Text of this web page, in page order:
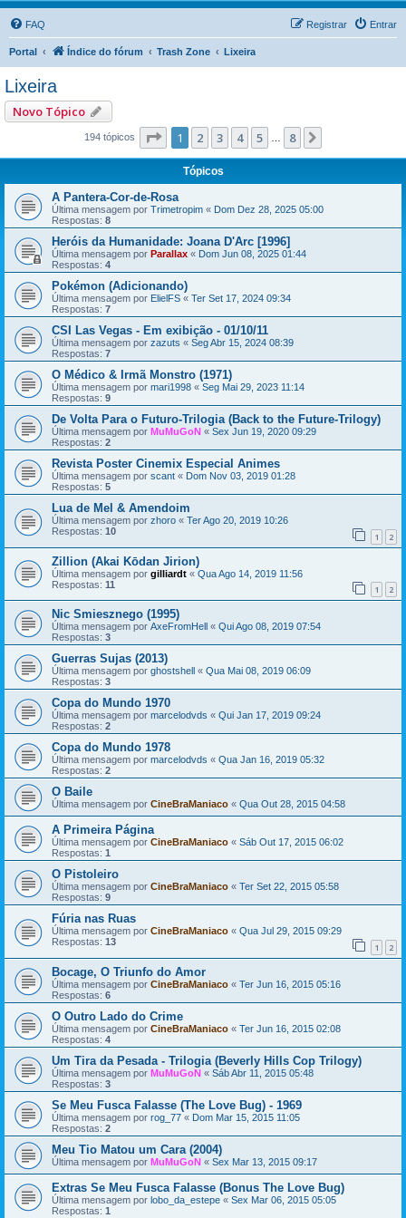
FAQ Entrar
Registrar
Portal Índice do fórum Trash Zone Lixeira
Lixeira
Novo Tópico
194 tópicos Página de 8
1 2 3 4 5 8
Tópicos
A Pantera-Cor-de-Rosa
Última mensagem por Trimetropim « Dom Dez 28, 2025 05:00
Respostas: 8
Heróis da Humanidade: Joana D'Arc [1996]
Última mensagem por Parallax « Dom Jun 08, 2025 01:44
Respostas: 4
Pokémon (Adicionando)
Última mensagem por ElielFS « Ter Set 17, 2024 09:34
Respostas: 7
CSI Las Vegas - Em exibição - 01/10/11
Última mensagem por zazuts « Seg Abr 15, 2024 08:39
Respostas: 7
O Médico & Irmã Monstro (1971)
Última mensagem por mari1998 « Seg Mai 29, 2023 11:14
Respostas: 9
De Volta Para o Futuro-Trilogia (Back to the Future-Trilogy)
Última mensagem por MuMuGoN « Sex Jun 19, 2020 09:29
Respostas: 2
Revista Poster Cinemix Especial Animes
Última mensagem por scant « Dom Nov 03, 2019 01:28
Respostas: 5
Lua de Mel & Amendoim
Última mensagem por zhoro « Ter Ago 20, 2019 10:26
Respostas: 10 1 2
Zillion (Akai Kōdan Jirion)
Última mensagem por gilliardt « Qua Ago 14, 2019 11:56
Respostas: 11 1 2
Nic Smiesznego (1995)
Última mensagem por AxeFromHell « Qui Ago 08, 2019 07:54
Respostas: 3
Guerras Sujas (2013)
Última mensagem por ghostshell « Qua Mai 08, 2019 06:09
Respostas: 3
Copa do Mundo 1970
Última mensagem por marcelodvds « Qui Jan 17, 2019 09:24
Respostas: 2
Copa do Mundo 1978
Última mensagem por marcelodvds « Qua Jan 16, 2019 05:32
Respostas: 2
O Baile
Última mensagem por CineBraManiaco « Qua Out 28, 2015 04:58
A Primeira Página
Última mensagem por CineBraManiaco « Sáb Out 17, 2015 06:02
Respostas: 1
O Pistoleiro
Última mensagem por CineBraManiaco « Ter Set 22, 2015 05:58
Respostas: 9
Fúria nas Ruas
Última mensagem por CineBraManiaco « Qua Jul 29, 2015 09:29
Respostas: 13 1 2
Bocage, O Triunfo do Amor
Última mensagem por CineBraManiaco « Ter Jun 16, 2015 05:16
Respostas: 6
O Outro Lado do Crime
Última mensagem por CineBraManiaco « Ter Jun 16, 2015 02:08
Respostas: 4
Um Tira da Pesada - Trilogia (Beverly Hills Cop Trilogy)
Última mensagem por MuMuGoN « Sáb Abr 11, 2015 05:48
Respostas: 3
Se Meu Fusca Falasse (The Love Bug) - 1969
Última mensagem por rog_77 « Dom Mar 15, 2015 11:05
Respostas: 2
Meu Tio Matou um Cara (2004)
Última mensagem por MuMuGoN « Sex Mar 13, 2015 09:17
Extras Se Meu Fusca Falasse (Bonus The Love Bug)
Última mensagem por lobo_da_estepe « Sex Mar 06, 2015 05:05
Respostas: 1